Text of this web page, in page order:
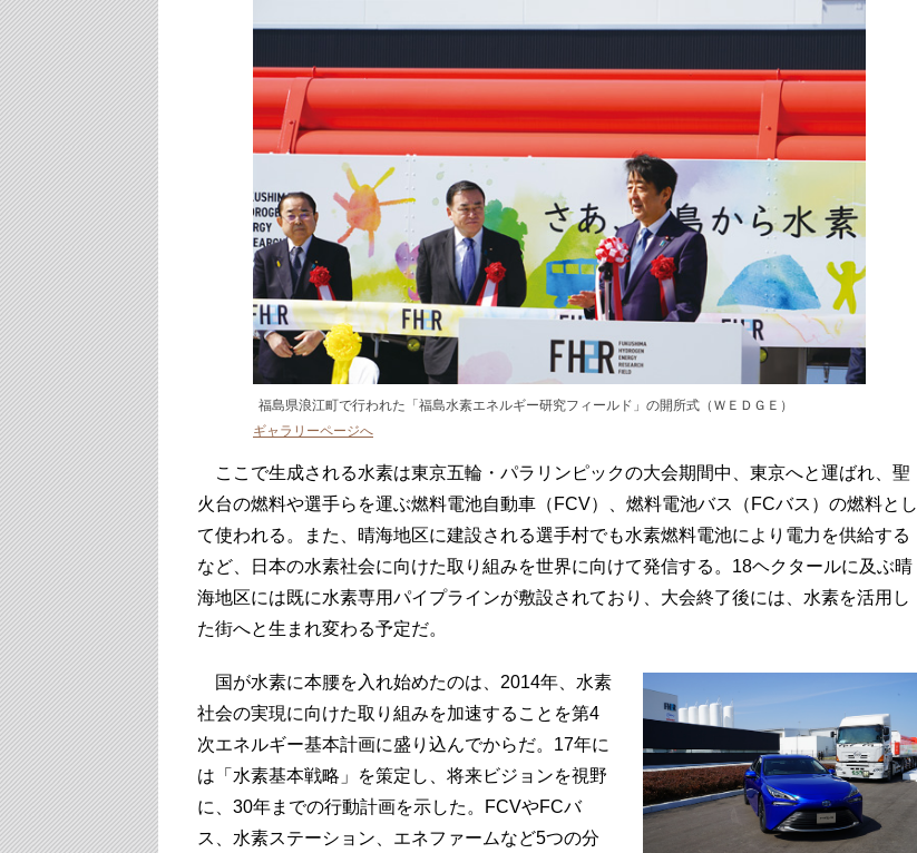
福島県浪江町で行われた「福島水素エネルギー研究フィールド」の開所式（ＷＥＤＧＥ）
ギャラリーページへ
ここで生成される水素は東京五輪・パラリンピックの大会期間中、東京へと運ばれ、聖
火台の燃料や選手らを運ぶ燃料電池自動車（FCV）、燃料電池バス（FCバス）の燃料とし
て使われる。また、晴海地区に建設される選手村でも水素燃料電池により電力を供給する
など、日本の水素社会に向けた取り組みを世界に向けて発信する。18ヘクタールに及ぶ晴
海地区には既に水素専用パイプラインが敷設されており、大会終了後には、水素を活用し
た街へと生まれ変わる予定だ。
国が水素に本腰を入れ始めたのは、2014年、水素
社会の実現に向けた取り組みを加速することを第4
次エネルギー基本計画に盛り込んでからだ。17年に
は「水素基本戦略」を策定し、将来ビジョンを視野
に、30年までの行動計画を示した。FCVやFCバ
ス、水素ステーション、エネファームなど5つの分